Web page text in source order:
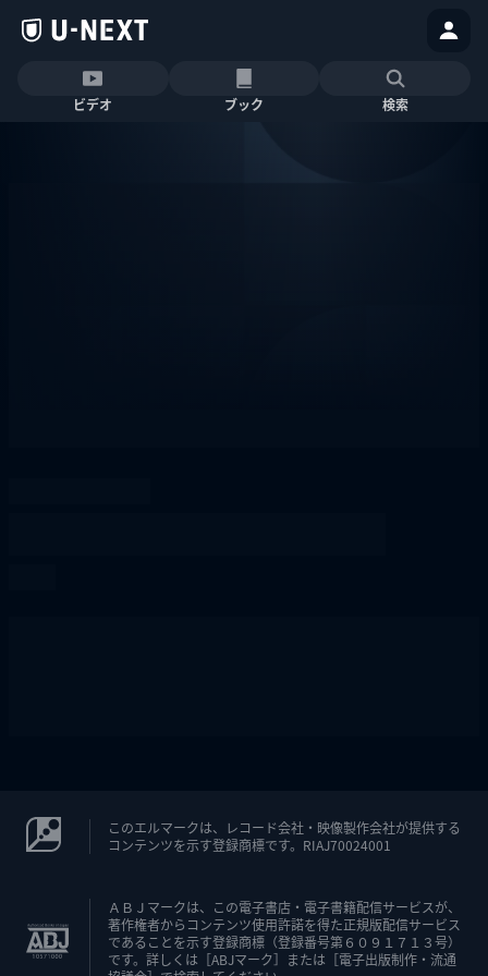
ビデオ ブック 検索
このエルマークは、レコード会社・映像製作会社が提供する
コンテンツを示す登録商標です。RIAJ70024001
ＡＢＪマークは、この電子書店・電子書籍配信サービスが、
著作権者からコンテンツ使用許諾を得た正規版配信サービス
であることを示す登録商標（登録番号第６０９１７１３号）
です。詳しくは［ABJマーク］または［電子出版制作・流通